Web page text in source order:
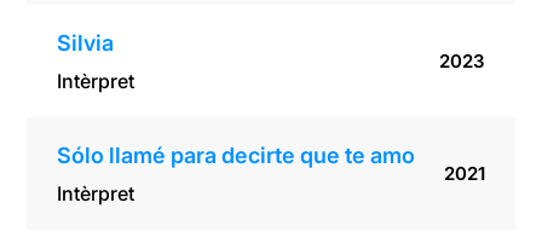
Silvia
Intèrpret
2023
Sólo llamé para decirte que te amo
Intèrpret
2021